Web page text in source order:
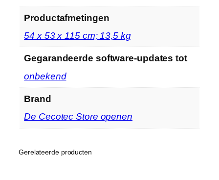
Productafmetingen
‎54 x 53 x 115 cm; 13,5 kg
Gegarandeerde software-updates tot
‎onbekend
Brand
De Cecotec Store openen
Gerelateerde producten